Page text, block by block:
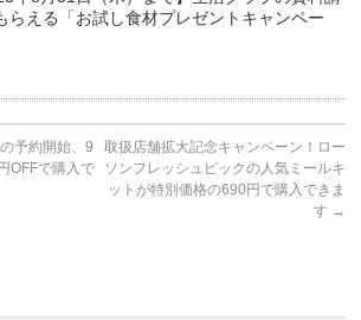
らえる「お試し食材プレゼントキャンペー
予約開始、9
OFFで購入で
取扱店舗拡大記念キャンペーン！ロー
ソンフレッシュピックの人気ミールキ
ットが特別価格の690円で購入できま
す →